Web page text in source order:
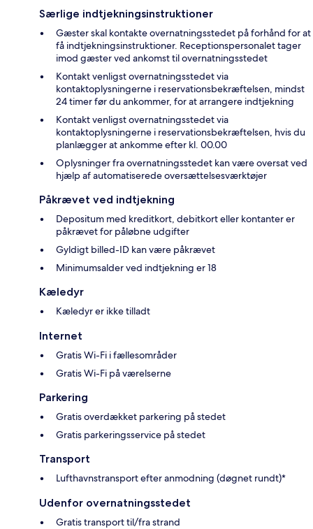
Særlige indtjekningsinstruktioner
Gæster skal kontakte overnatningsstedet på forhånd for at
få indtjekningsinstruktioner. Receptionspersonalet tager
imod gæster ved ankomst til overnatningsstedet
Kontakt venligst overnatningsstedet via
kontaktoplysningerne i reservationsbekræftelsen, mindst
24 timer før du ankommer, for at arrangere indtjekning
Kontakt venligst overnatningsstedet via
kontaktoplysningerne i reservationsbekræftelsen, hvis du
planlægger at ankomme efter kl. 00.00
Oplysninger fra overnatningsstedet kan være oversat ved
hjælp af automatiserede oversættelsesværktøjer
Påkrævet ved indtjekning
Depositum med kreditkort, debitkort eller kontanter er
påkrævet for påløbne udgifter
Gyldigt billed-ID kan være påkrævet
Minimumsalder ved indtjekning er 18
Kæledyr
Kæledyr er ikke tilladt
Internet
Gratis Wi-Fi i fællesområder
Gratis Wi-Fi på værelserne
Parkering
Gratis overdækket parkering på stedet
Gratis parkeringsservice på stedet
Transport
Lufthavnstransport efter anmodning (døgnet rundt)*
Udenfor overnatningsstedet
Gratis transport til/fra strand